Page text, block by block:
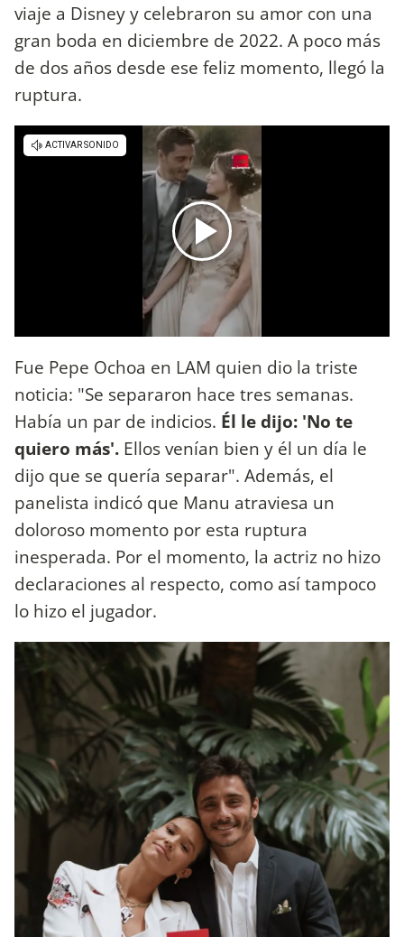
viaje a Disney y celebraron su amor con una
gran boda en diciembre de 2022. A poco más
de dos años desde ese feliz momento, llegó la
ruptura.
Fue Pepe Ochoa en LAM quien dio la triste
noticia: "Se separaron hace tres semanas.
Había un par de indicios. Él le dijo: 'No te
quiero más'. Ellos venían bien y él un día le
dijo que se quería separar". Además, el
panelista indicó que Manu atraviesa un
doloroso momento por esta ruptura
inesperada. Por el momento, la actriz no hizo
declaraciones al respecto, como así tampoco
lo hizo el jugador.